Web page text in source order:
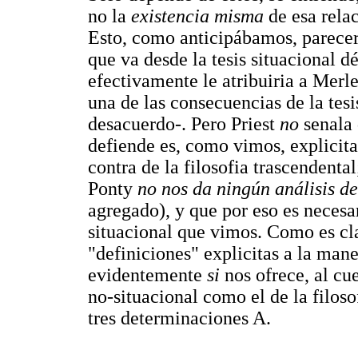
no la existencia misma de esa
Esto, como anticipábamos,
que va desde la tesis situacional
efectivamente le atribuiria a
una de las consecuencias de la
desacuerdo-. Pero Priest no
defiende es, como vimos,
contra de la filosofia
Ponty no nos da ningún análisis
agregado), y que por eso es
situacional que vimos. Como es
"definiciones" explicitas a la
evidentemente si nos ofrece, al
no-situacional como el de la
tres determinaciones A.